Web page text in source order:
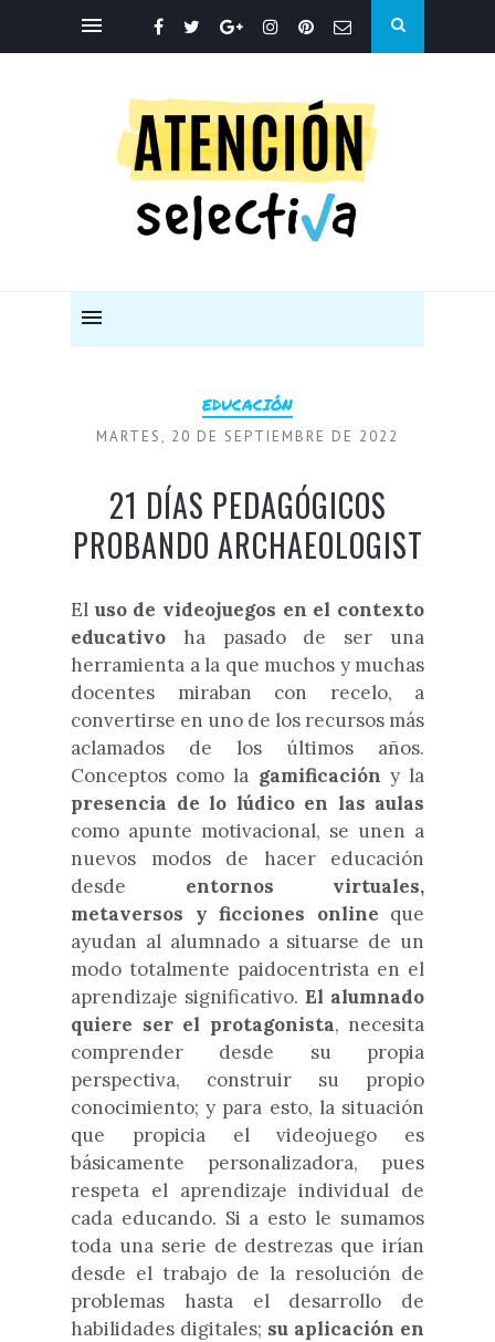
EDUCACIÓN
MARTES, 20 DE SEPTIEMBRE DE 2022
21 DÍAS PEDAGÓGICOS
PROBANDO ARCHAEOLOGIST
Eluso de videojuegos en el contexto
educativo ha pasado de ser una
herramienta a la que muchos y muchas
docentes miraban con recelo, a
convertirse en uno de los recursos más
aclamados de los últimos años.
Conceptos como la gamificación y la
presencia de lo lúdico en las aulas
como apunte motivacional, se unen a
nuevos modos de hacer educación
desde entornos virtuales,
metaversos y ficciones online que
ayudan al alumnado a situarse de un
modo totalmente paidocentrista en el
aprendizaje significativo. El alumnado
quiere ser el protagonista, necesita
comprender desde su propia
perspectiva, construir su propio
conocimiento; y para esto, la situación
que propicia el videojuego es
básicamente personalizadora, pues
respeta el aprendizaje individual de
cada educando. Si a esto le sumamos
toda una serie de destrezas que irían
desde el trabajo de la resolución de
problemas hasta el desarrollo de
habilidades digitales; su aplicación en